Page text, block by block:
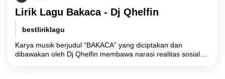
Lirik Lagu Bakaca - Dj Qhelfin
bestliriklagu
Karya musik berjudul “BAKACA” yang diciptakan dan
dibawakan oleh Dj Qhelfin membawa narasi realitas sosial